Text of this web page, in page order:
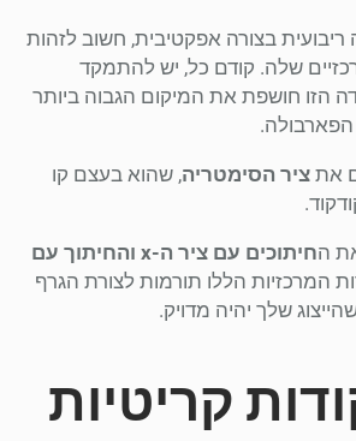
ריבועית בצורה אפקטיבית, חשוב לזהות
שלה. קודם כל, יש להתמקד
הזו חושפת את המיקום הגבוה ביותר
הפארבולה.
את ציר הסימטריה, שהוא בעצם קו
ה
חיתוכים עם ציר ה-x והחיתוך עם
המרכזיות הללו תורמות לצורת הגרף
שלך יהיה מדויק.
קריטיות